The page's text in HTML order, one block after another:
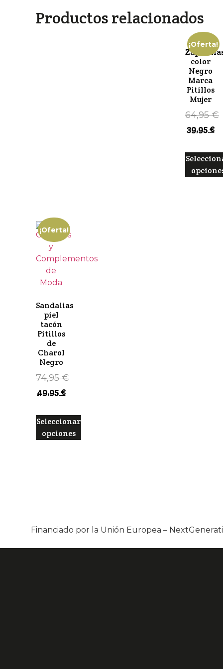
Productos relacionados
¡Oferta!
color
Negro
Marca
Pitillos
Mujer
64,95€
39,95€
¡Oferta!
Sandalias
piel
tacón
Pitillos
de
Charol
Negro
74,95€
49,95€
Seleccionar
opciones
Financiado por la Unión Europea –